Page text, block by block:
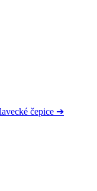
čepice ➔